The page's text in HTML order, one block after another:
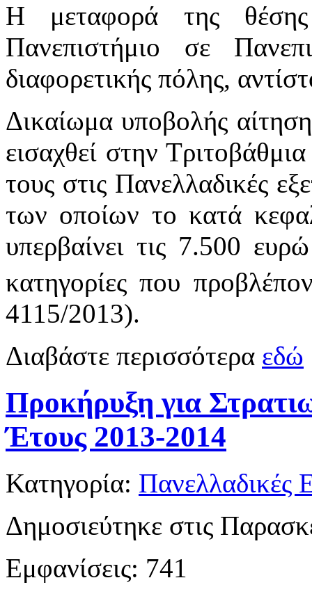
Η μεταφορά της θέσης
Πανεπιστήμιο σε
διαφορετικής πόλης,
Δικαίωμα υποβολής
εισαχθεί στην
τους στις Πανελλαδικές
των οποίων το κατά
υπερβαίνει τις 7.500
κατηγορίες που
4115/2013).
Διαβάστε περισσότερα εδώ
Προκήρυξη για
Έτους 2013-2014
Κατηγορία: Πανελλαδικές
Δημοσιεύτηκε στις
Εμφανίσεις: 741